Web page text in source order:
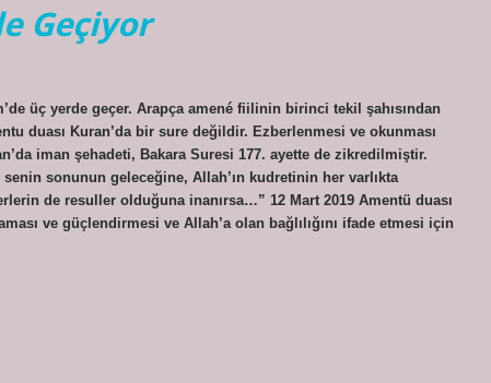
Geçiyor
üç yerde geçer. Arapça amené fiilinin birinci tekil şahısından
duası Kuran’da bir sure değildir. Ezberlenmesi ve okunması
iman şehadeti, Bakara Suresi 177. ayette de zikredilmiştir.
sonunun geleceğine, Allah’ın kudretinin her varlıkta
de resuller olduğuna inanırsa…” 12 Mart 2019 Amentü duası
ve güçlendirmesi ve Allah’a olan bağlılığını ifade etmesi için